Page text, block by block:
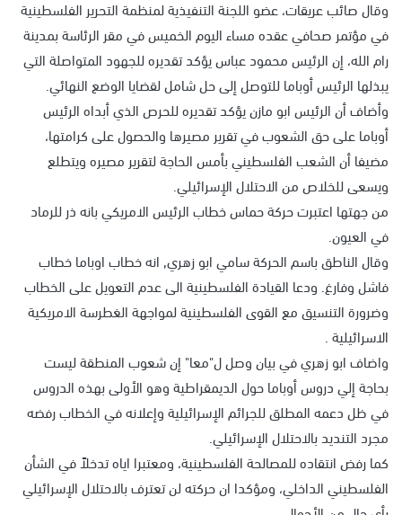
وقال صائب عريقات، عضو اللجنة التنفيذية لمنظمة التحرير الفلسطينية
في مؤتمر صحافي عقده مساء اليوم الخميس في مقر الرئاسة بمدينة
رام الله، إن الرئيس محمود عباس يؤكد تقديره للجهود المتواصلة التي
يبذلها الرئيس أوباما للتوصل إلى حل شامل لقضايا الوضع النهائي.
وأضاف أن الرئيس ابو مازن يؤكد تقديره للحرص الذي أبداه الرئيس
أوباما على حق الشعوب في تقرير مصيرها والحصول على كرامتها،
مضيفا أن الشعب الفلسطيني بأمس الحاجة لتقرير مصيره ويتطلع
ويسعى للخلاص من الاحتلال الإسرائيلي.
من جهتها اعتبرت حركة حماس خطاب الرئيس الامريكي بانه ذر للرماد
في العيون.
وقال الناطق باسم الحركة سامي ابو زهري, انه خطاب اوباما خطاب
فاشل وفارغ. ودعا القيادة الفلسطينية الى عدم التعويل على الخطاب
وضرورة التنسيق مع القوى الفلسطينية لمواجهة الغطرسة الامريكية
الاسرائيلية .
واضاف ابو زهري في بيان وصل ل"معا" إن شعوب المنطقة ليست
بحاجة إلي دروس أوباما حول الديمقراطية وهو الأولى بهذه الدروس
في ظل دعمه المطلق للجرائم الإسرائيلية وإعلانه في الخطاب رفضه
مجرد التنديد بالاحتلال الإسرائيلي.
كما رفض انتقاده للمصالحة الفلسطينية، ومعتبرا اياه تدخلاً في الشأن
الفلسطيني الداخلي، ومؤكدا ان حركته لن تعترف بالاحتلال الإسرائيلي